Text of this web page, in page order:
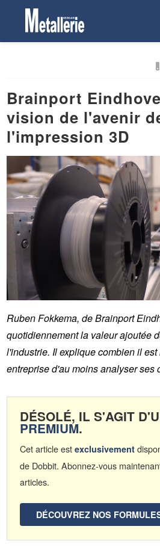
Brainport
vision de l'avenir
l'impression 3D
Ruben Fokkema, de Brainport
quotidiennement la valeur ajoutée
l'industrie. Il explique combien il
entreprise d'au moins analyser ses
DÉSOLÉ, IL S'AGIT
PREMIUM.
Cet article est exclusivement
de Dobbit. Abonnez-vous
articles.
DÉCOUVREZ NOS